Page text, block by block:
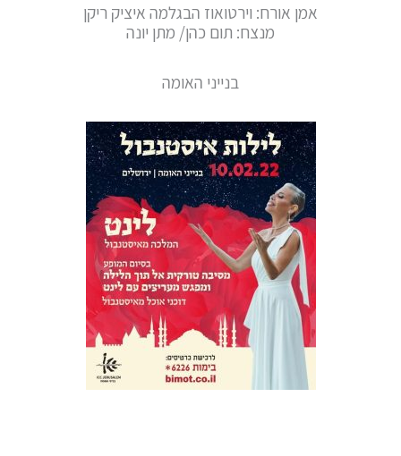
אמן אורח: וירטואוז הבגלמה איציק ריקן
מנצח: תום כהן/ מתן יונה
בנייני האומה